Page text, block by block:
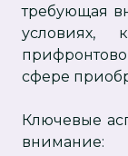
требующая
условиях,
сфере
Ключевые
внимание: